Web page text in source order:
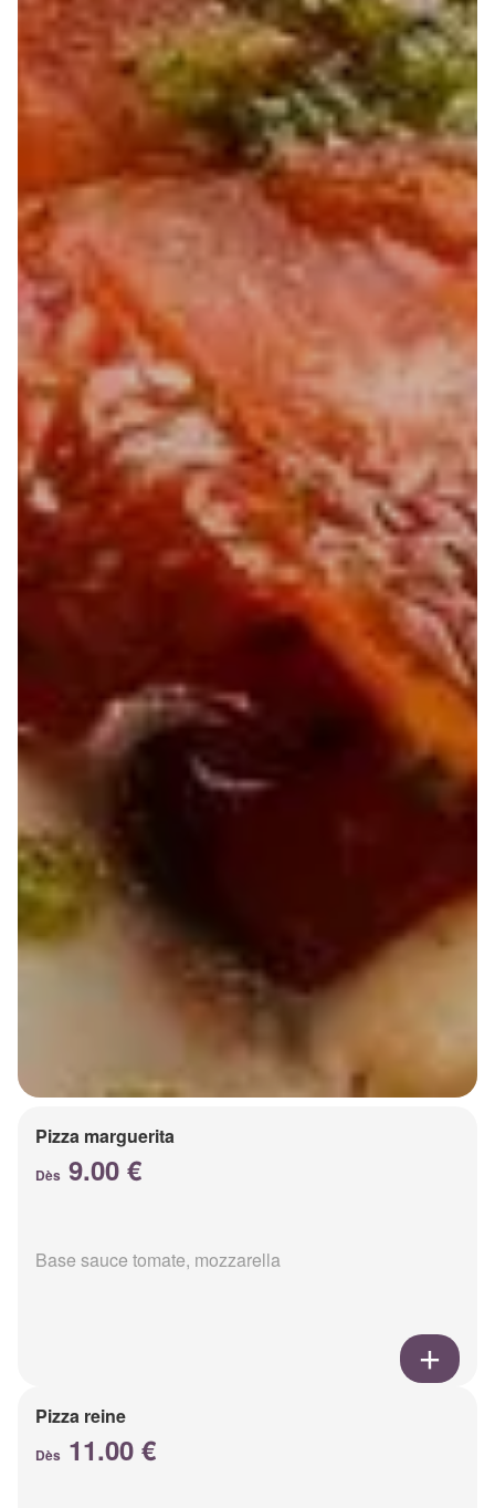
Pizza marguerita
Dès 9.00 €
Base sauce tomate, mozzarella
Pizza reine
Dès 11.00 €